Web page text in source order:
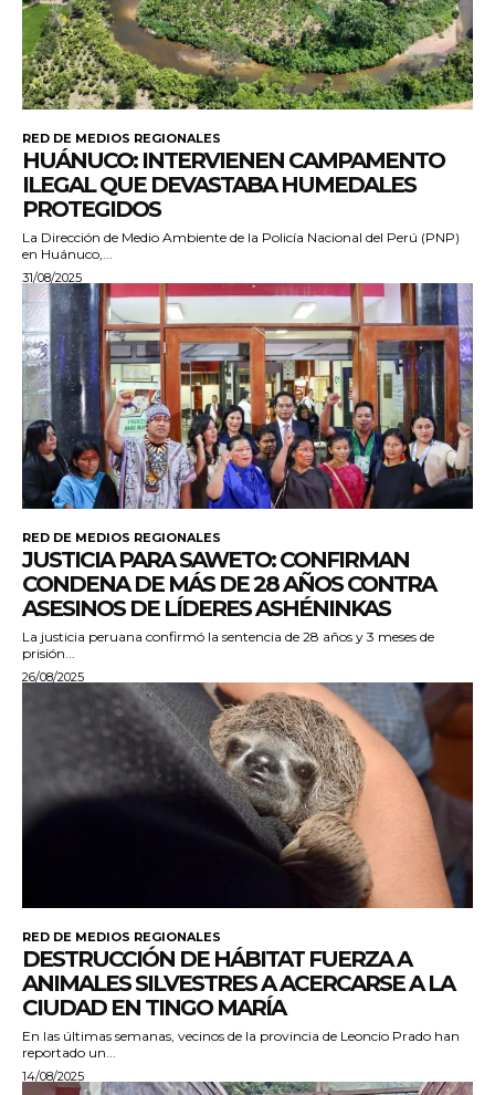
RED DE MEDIOS REGIONALES
HUÁNUCO: INTERVIENEN CAMPAMENTO
ILEGAL QUE DEVASTABA HUMEDALES
PROTEGIDOS
La Dirección de Medio Ambiente de la Policía Nacional del Perú (PNP)
en Huánuco,...
31/08/2025
RED DE MEDIOS REGIONALES
JUSTICIA PARA SAWETO: CONFIRMAN
CONDENA DE MÁS DE 28 AÑOS CONTRA
ASESINOS DE LÍDERES ASHÉNINKAS
La justicia peruana confirmó la sentencia de 28 años y 3 meses de
prisión...
26/08/2025
RED DE MEDIOS REGIONALES
DESTRUCCIÓN DE HÁBITAT FUERZA A
ANIMALES SILVESTRES A ACERCARSE A LA
CIUDAD EN TINGO MARÍA
En las últimas semanas, vecinos de la provincia de Leoncio Prado han
reportado un...
14/08/2025